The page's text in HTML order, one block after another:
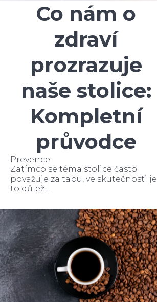
Co nám o
zdraví
prozrazuje
naše stolice:
Kompletní
průvodce
Prevence
Zatímco se téma stolice často
považuje za tabu, ve skutečnosti je
to důleži...